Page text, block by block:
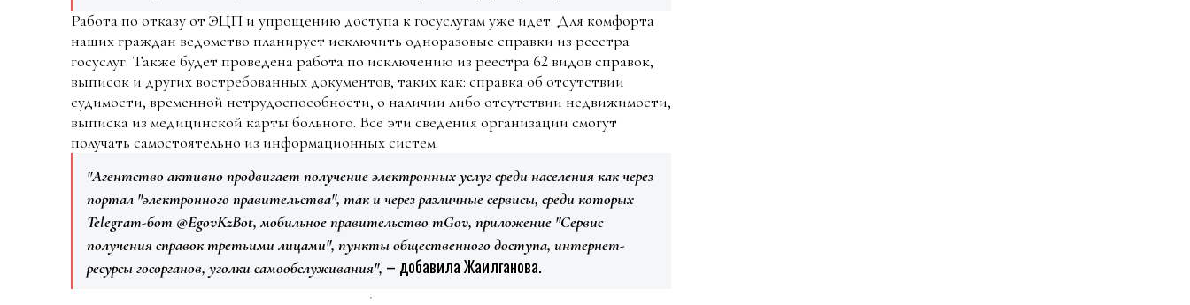
Работа по отказу от ЭЦП и упрощению доступа к госуслугам уже идет. Для комфорта
наших граждан ведомство планирует исключить одноразовые справки из реестра
госуслуг. Также будет проведена работа по исключению из реестра 62 видов справок,
выписок и других востребованных документов, таких как: справка об отсутствии
судимости, временной нетрудоспособности, о наличии либо отсутствии недвижимости,
выписка из медицинской карты больного. Все эти сведения организации смогут
получать самостоятельно из информационных систем.
"Агентство активно продвигает получение электронных услуг среди населения как через
портал "электронного правительства", так и через различные сервисы, среди которых
Telegram-бот @EgovKzBot, мобильное правительство mGov, приложение "Сервис
получения справок третьими лицами", пункты общественного доступа, интернет-
ресурсы госорганов, уголки самообслуживания", – добавила Жаилганова.